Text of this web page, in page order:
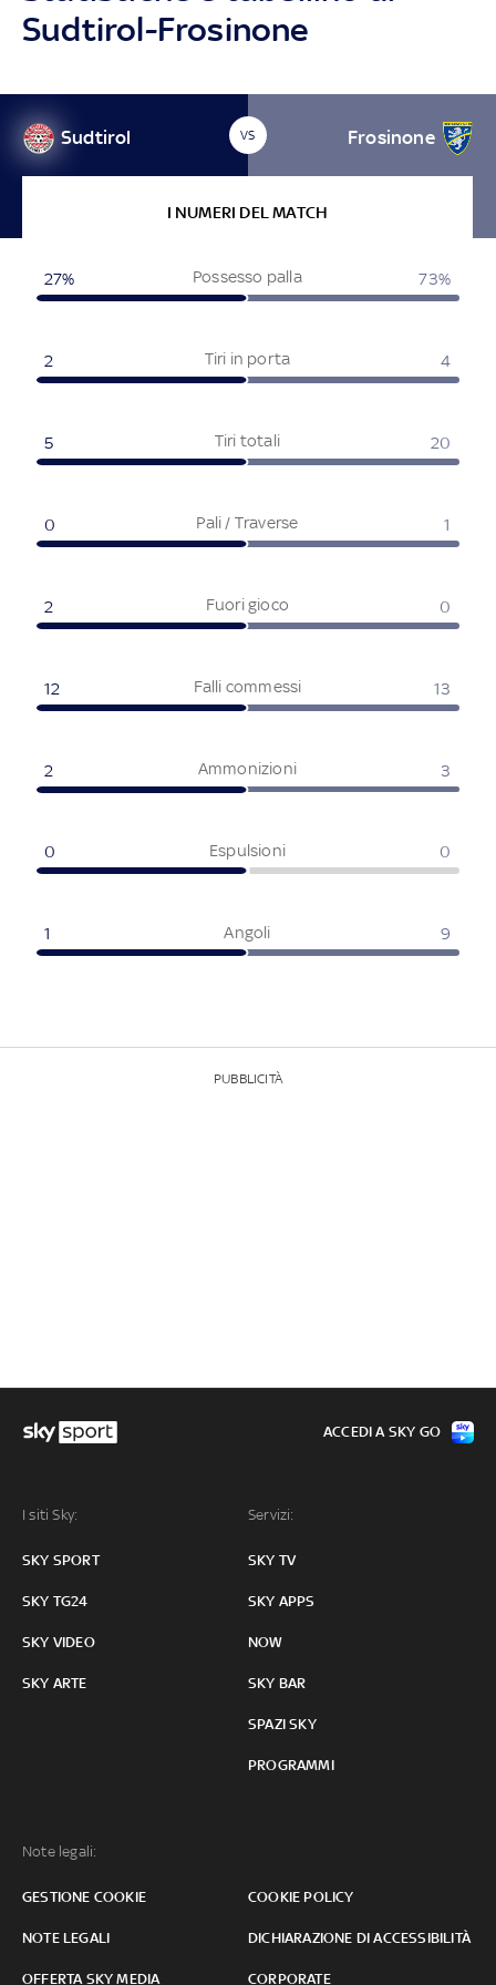
Sudtirol-Frosinone
Sudtirol VS Frosinone
I NUMERI DEL MATCH
Possesso palla
27% 73%
Tiri in porta
2 4
Tiri totali
5 20
Pali / Traverse
0 1
Fuori gioco
2 0
Falli commessi
12 13
Ammonizioni
2 3
Espulsioni
0 0
Angoli
1 9
PUBBLICITÀ
I siti Sky:
SKY SPORT
SKY TG24
SKY VIDEO
SKY ARTE
Servizi:
SKY TV
SKY APPS
NOW
SKY BAR
SPAZI SKY
PROGRAMMI
Note legali:
GESTIONE COOKIE COOKIE POLICY
NOTE LEGALI DICHIARAZIONE DI ACCESSIBILITÀ
OFFERTA SKY MEDIA CORPORATE
ACCEDI A SKY GO